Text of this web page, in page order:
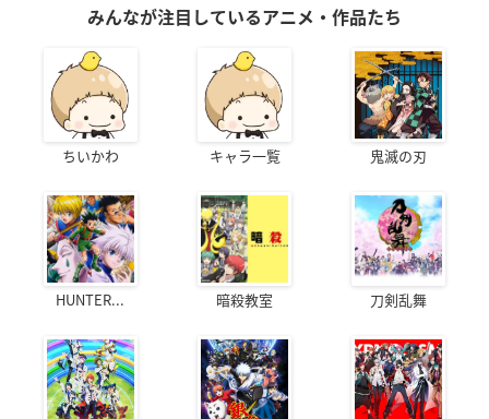
みんなが注目しているアニメ・作品たち
ちいかわ キャラ一覧 鬼滅の刃
HUNTER... 暗殺教室 刀剣乱舞